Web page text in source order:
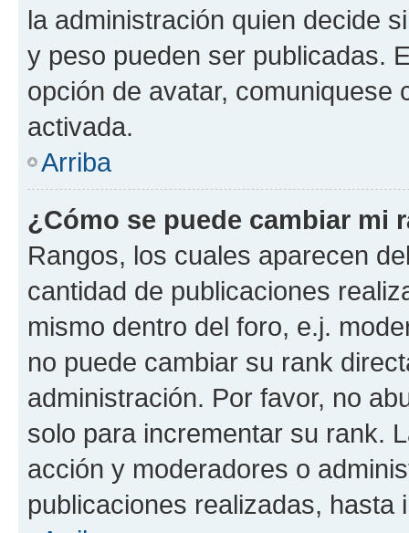
la administración quien decide
y peso pueden ser publicadas.
opción de avatar, comuniquese
activada.
Arriba
¿Cómo se puede cambiar mi
Rangos, los cuales aparecen
cantidad de publicaciones
mismo dentro del foro, e.j.
no puede cambiar su rank
administración. Por favor, no
solo para incrementar su rank.
acción y moderadores o
publicaciones realizadas, hasta